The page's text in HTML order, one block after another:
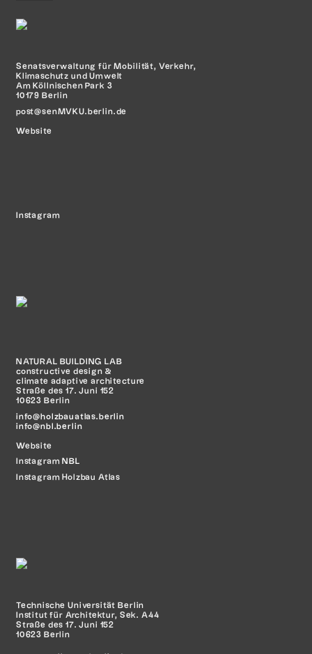
Senatsverwaltung für Mobilität, Verkehr,
Klimaschutz und Umwelt
Am Köllnischen Park 3
10179 Berlin
post@senMVKU.berlin.de
Website
Instagram
NATURAL BUILDING LAB
constructive design &
climate adaptive architecture
Straße des 17. Juni 152
10623 Berlin
info@holzbauatlas.berlin
info@nbl.berlin
Website
Instagram NBL
Instagram Holzbau Atlas
Technische Universität Berlin
Institut für Architektur, Sek. A44
Straße des 17. Juni 152
10623 Berlin